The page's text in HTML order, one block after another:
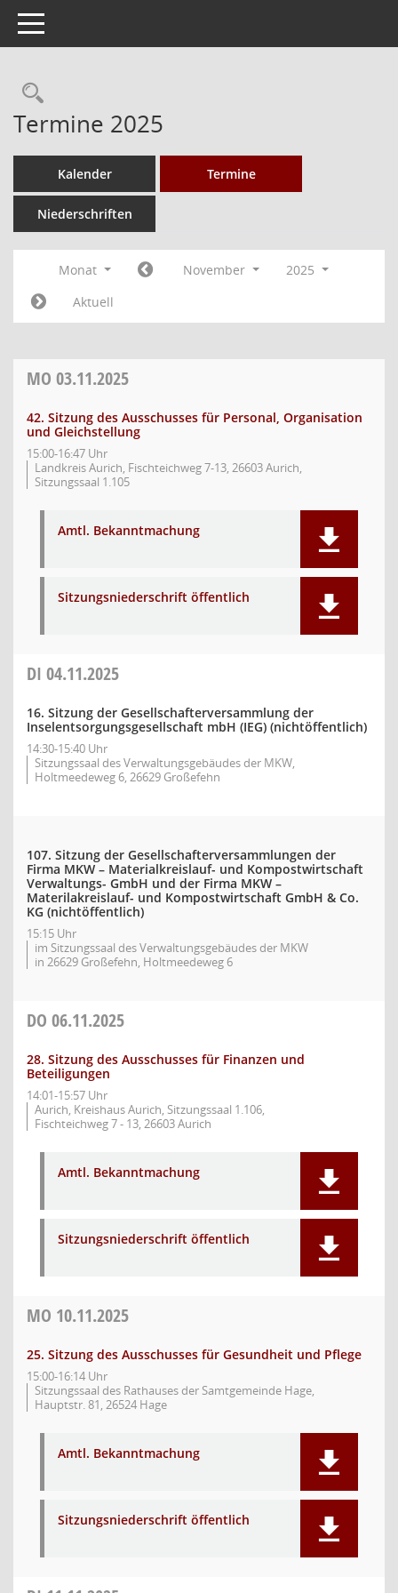
Toggle navigation
Rechercheauswahl
Termine 2025
Kalender Termine
Niederschriften
Monat November
2025
Aktuell
MO 03.11.2025
42. Sitzung des Ausschusses für Personal, Organisation
und Gleichstellung
15:00-16:47 Uhr
Landkreis Aurich, Fischteichweg 7-13, 26603 Aurich,
Sitzungssaal 1.105
Amtl. Bekanntmachung
Sitzungsniederschrift öffentlich
DI 04.11.2025
16. Sitzung der Gesellschafterversammlung der
Inselentsorgungsgesellschaft mbH (IEG) (nichtöffentlich)
14:30-15:40 Uhr
Sitzungssaal des Verwaltungsgebäudes der MKW,
Holtmeedeweg 6, 26629 Großefehn
107. Sitzung der Gesellschafterversammlungen der
Firma MKW – Materialkreislauf- und Kompostwirtschaft
Verwaltungs- GmbH und der Firma MKW –
Materilakreislauf- und Kompostwirtschaft GmbH & Co.
KG (nichtöffentlich)
15:15 Uhr
im Sitzungssaal des Verwaltungsgebäudes der MKW
in 26629 Großefehn, Holtmeedeweg 6
DO 06.11.2025
28. Sitzung des Ausschusses für Finanzen und
Beteiligungen
14:01-15:57 Uhr
Aurich, Kreishaus Aurich, Sitzungssaal 1.106,
Fischteichweg 7 - 13, 26603 Aurich
Amtl. Bekanntmachung
Sitzungsniederschrift öffentlich
MO 10.11.2025
25. Sitzung des Ausschusses für Gesundheit und Pflege
15:00-16:14 Uhr
Sitzungssaal des Rathauses der Samtgemeinde Hage,
Hauptstr. 81, 26524 Hage
Amtl. Bekanntmachung
Sitzungsniederschrift öffentlich